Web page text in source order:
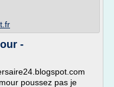
-
poussez pas je